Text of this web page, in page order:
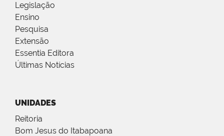
Legislação
Ensino
Pesquisa
Extensão
Essentia Editora
Últimas Notícias
UNIDADES
Reitoria
Bom Jesus do Itabapoana